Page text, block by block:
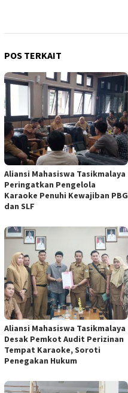
POS TERKAIT
Aliansi Mahasiswa Tasikmalaya
Peringatkan Pengelola
Karaoke Penuhi Kewajiban PBG
dan SLF
Aliansi Mahasiswa Tasikmalaya
Desak Pemkot Audit Perizinan
Tempat Karaoke, Soroti
Penegakan Hukum